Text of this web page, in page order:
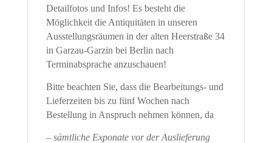
Detailfotos und Infos! Es besteht die
Möglichkeit die Antiquitäten in unseren
Ausstellungsräumen in der alten Heerstraße 34
in Garzau-Garzin bei Berlin nach
Terminabsprache anzuschauen!
Bitte beachten Sie, dass die Bearbeitungs- und
Lieferzeiten bis zu fünf Wochen nach
Bestellung in Anspruch nehmen können, da
– sämtliche Exponate vor der Auslieferung